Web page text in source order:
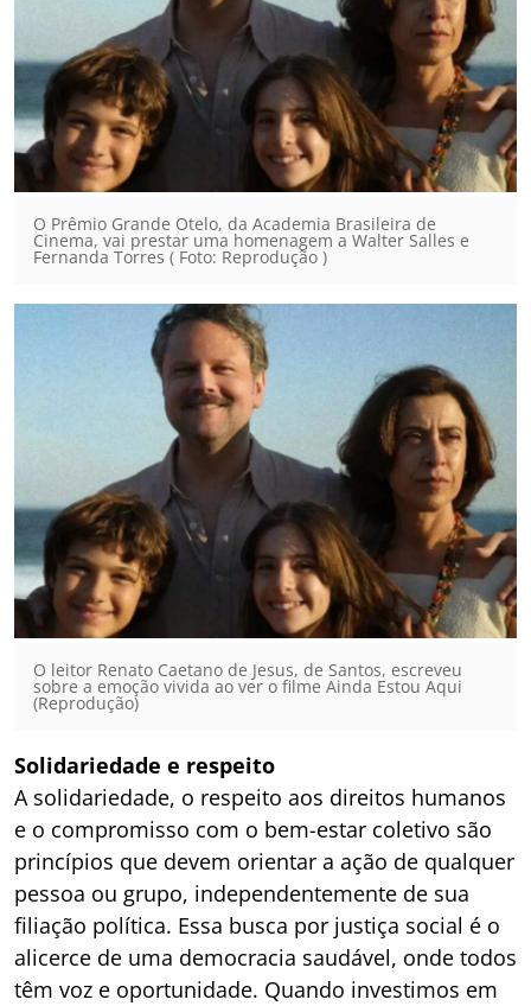
O Prêmio Grande Otelo, da Academia Brasileira de
Cinema, vai prestar uma homenagem a Walter Salles e
Fernanda Torres ( Foto: Reprodução )
O leitor Renato Caetano de Jesus, de Santos, escreveu
sobre a emoção vivida ao ver o filme Ainda Estou Aqui
(Reprodução)
Solidariedade e respeito
A solidariedade, o respeito aos direitos humanos
e o compromisso com o bem-estar coletivo são
princípios que devem orientar a ação de qualquer
pessoa ou grupo, independentemente de sua
filiação política. Essa busca por justiça social é o
alicerce de uma democracia saudável, onde todos
têm voz e oportunidade. Quando investimos em